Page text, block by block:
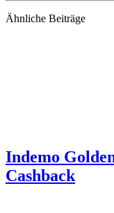
Ähnliche Beiträge
Indemo
Cashback